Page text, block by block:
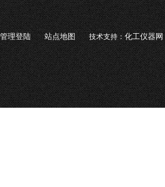
管理登陆 站点地图 技术支持：化工仪器网